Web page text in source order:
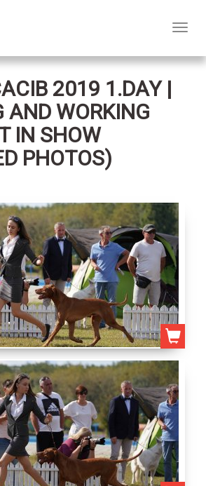
2019 1.DAY |
AND WORKING
IN SHOW
PHOTOS)